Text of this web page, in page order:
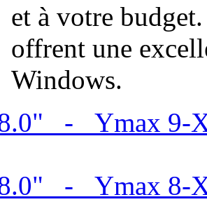
et à votre
offrent une
Windows.
- Ymax 9-
- Ymax 8-